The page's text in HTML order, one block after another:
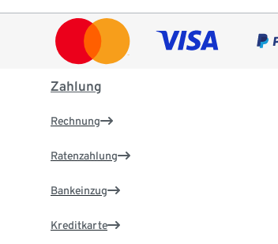
Zahlung
Rechnung
Ratenzahlung
Bankeinzug
Kreditkarte